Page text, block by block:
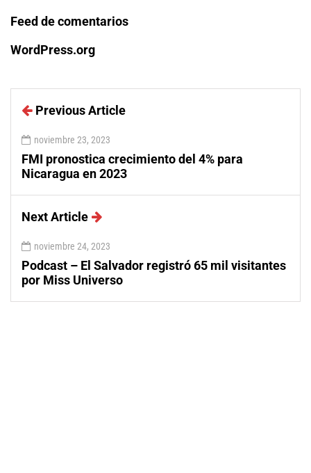
Feed de comentarios
WordPress.org
Previous Article
noviembre 23, 2023
FMI pronostica crecimiento del 4% para
Nicaragua en 2023
Next Article
noviembre 24, 2023
Podcast – El Salvador registró 65 mil visitantes
por Miss Universo